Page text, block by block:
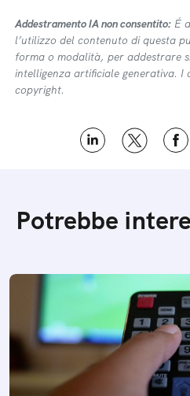
Addestramento IA non consentito: É
l’utilizzo del contenuto di questa
forma o modalità, per addestrare
intelligenza artificiale generativa. I
copyright.
Potrebbe